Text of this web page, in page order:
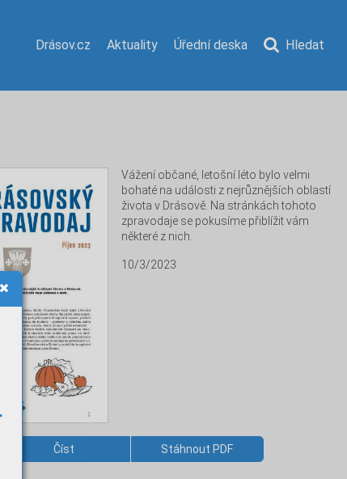
Drásov.cz Aktuality Úřední deska Hledat
Vážení občané, letošní léto bylo velmi
bohaté na události z nejrůznějších oblastí
života v Drásově. Na stránkách tohoto
zpravodaje se pokusíme přiblížit vám
některé z nich.
10/3/2023
Číst Stáhnout PDF